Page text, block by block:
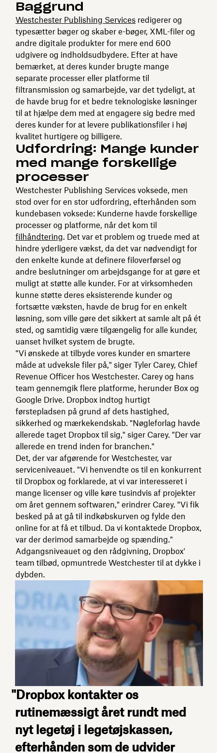
Baggrund
Westchester Publishing Services redigerer og
typesætter bøger og skaber e-bøger, XML-filer og
andre digitale produkter for mere end 600
udgivere og indholdsudbydere. Efter at have
bemærket, at deres kunder brugte mange
separate processer eller platforme til
filtransmission og samarbejde, var det tydeligt, at
de havde brug for et bedre teknologiske løsninger
til at hjælpe dem med at engagere sig bedre med
deres kunder for at levere publikationsfiler i høj
kvalitet hurtigere og billigere.
Udfordring: Mange kunder
med mange forskellige
processer
Westchester Publishing Services voksede, men
stod over for en stor udfordring, efterhånden som
kundebasen voksede: Kunderne havde forskellige
processer og platforme, når det kom til
filhåndtering. Det var et problem og truede med at
hindre yderligere vækst, da det var nødvendigt for
den enkelte kunde at definere filoverførsel og
andre beslutninger om arbejdsgange for at gøre et
muligt at støtte alle kunder. For at virksomheden
kunne støtte deres eksisterende kunder og
fortsætte væksten, havde de brug for en enkelt
løsning, som ville gøre det sikkert at samle alt på ét
sted, og samtidig være tilgængelig for alle kunder,
uanset hvilket system de brugte.
"Vi ønskede at tilbyde vores kunder en smartere
måde at udveksle filer på," siger Tyler Carey, Chief
Revenue Officer hos Westchester. Carey og hans
team gennemgik flere platforme, herunder Box og
Google Drive. Dropbox indtog hurtigt
førstepladsen på grund af dets hastighed,
sikkerhed og mærkekendskab. "Nøgleforlag havde
allerede taget Dropbox til sig," siger Carey. "Der var
allerede en trend inden for branchen."
Det, der var afgørende for Westchester, var
serviceniveauet. "Vi henvendte os til en konkurrent
til Dropbox og forklarede, at vi var interesseret i
mange licenser og ville køre tusindvis af projekter
om året gennem softwaren," erindrer Carey. "Vi fik
besked på at gå til indkøbskurven og fylde den
online for at få et tilbud. Da vi kontaktede Dropbox,
var der derimod samarbejde og spænding."
Adgangsniveauet og den rådgivning, Dropbox'
team tilbød, opmuntrede Westchester til at dykke i
dybden.
"Dropbox kontakter os
rutinemæssigt året rundt med
nyt legetøj i legetøjskassen,
efterhånden som de udvider